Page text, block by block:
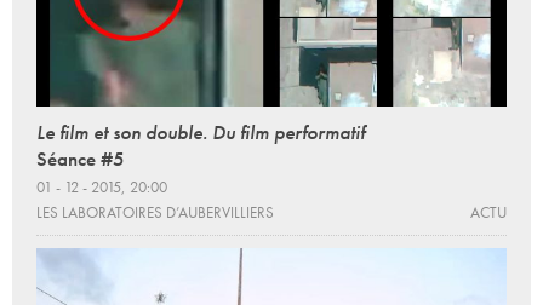
Le film et son double. Du film performatif
Séance #5
01 - 12 - 2015, 20:00
LES LABORATOIRES D’AUBERVILLIERS
ACTU